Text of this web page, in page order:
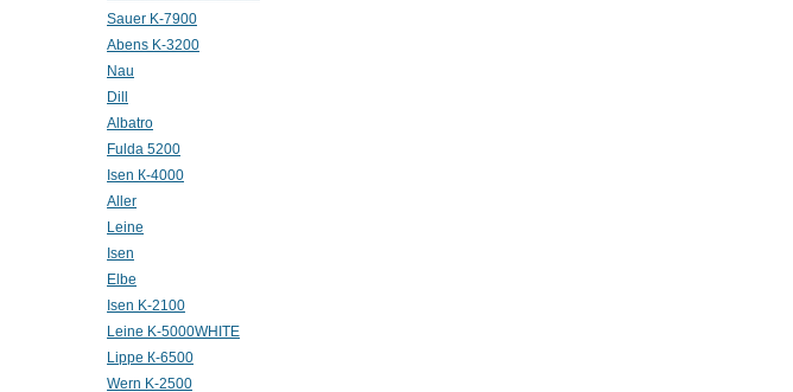
Sauer K-7900
Abens K-3200
Nau
Dill
Albatro
Fulda 5200
Isen К-4000
Aller
Leine
Isen
Elbе
Isen K-2100
Leine K-5000WHITE
Lippe К-6500
Wern K-2500